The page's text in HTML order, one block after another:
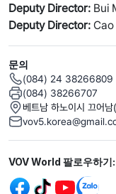
Deputy Director: Bui
Deputy Director:
문의
(084) 24 38266809
(084) 38266707
베트남 하노이시 끄어
Mạng xã hội
VOV World 팔로우하기: